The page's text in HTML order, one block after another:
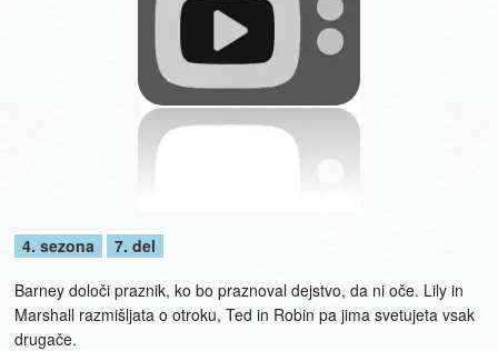
4. sezona
7. del
Barney določi praznik, ko bo praznoval dejstvo, da ni oče. Lily in
Marshall razmišljata o otroku, Ted in Robin pa jima svetujeta vsak
drugače.